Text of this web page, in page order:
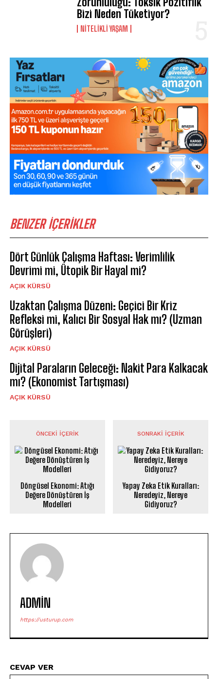
Bizi Neden Tüketiyor?
NITELIKLI YAŞAM
BENZER İÇERİKLER
Dört Günlük Çalışma Haftası: Verimlilik
Devrimi mi, Ütopik Bir Hayal mi?
AÇIK KÜRSÜ
Uzaktan Çalışma Düzeni: Geçici Bir Kriz
Refleksi mi, Kalıcı Bir Sosyal Hak mı? (Uzman
Görüşleri)
AÇIK KÜRSÜ
Dijital Paraların Geleceği: Nakit Para Kalkacak
mı? (Ekonomist Tartışması)
AÇIK KÜRSÜ
ÖNCEKI İÇERIK
Döngüsel Ekonomi: Atığı
Değere Dönüştüren İş
Modelleri
SONRAKI İÇERIK
Yapay Zeka Etik Kuralları:
Neredeyiz, Nereye
Gidiyoruz?
ADMIN
https://usturup.com
CEVAP VER